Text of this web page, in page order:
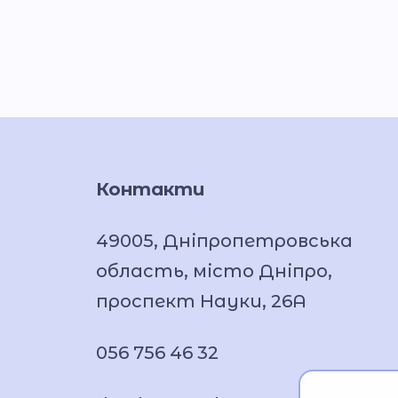
Контакти
49005, Дніпропетровська
область, місто Дніпро,
проспект Науки, 26А
056 756 46 32